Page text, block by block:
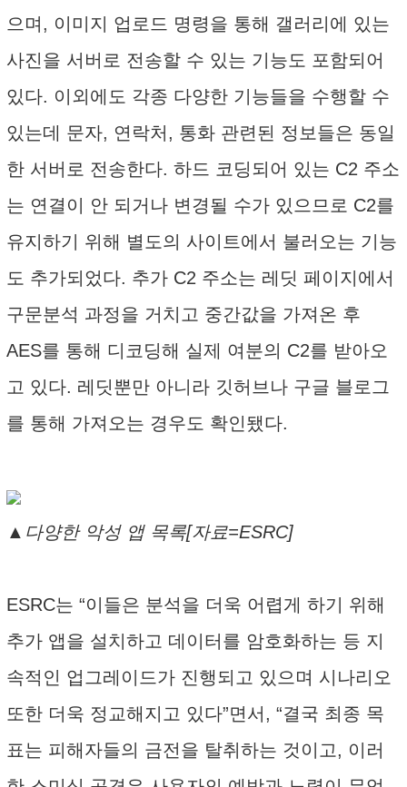
으며, 이미지 업로드 명령을 통해 갤러리에 있는
사진을 서버로 전송할 수 있는 기능도 포함되어
있다. 이외에도 각종 다양한 기능들을 수행할 수
있는데 문자, 연락처, 통화 관련된 정보들은 동일
한 서버로 전송한다. 하드 코딩되어 있는 C2 주소
는 연결이 안 되거나 변경될 수가 있으므로 C2를
유지하기 위해 별도의 사이트에서 불러오는 기능
도 추가되었다. 추가 C2 주소는 레딧 페이지에서
구문분석 과정을 거치고 중간값을 가져온 후
AES를 통해 디코딩해 실제 여분의 C2를 받아오
고 있다. 레딧뿐만 아니라 깃허브나 구글 블로그
를 통해 가져오는 경우도 확인됐다.
▲다양한 악성 앱 목록[자료=ESRC]
ESRC는 “이들은 분석을 더욱 어렵게 하기 위해
추가 앱을 설치하고 데이터를 암호화하는 등 지
속적인 업그레이드가 진행되고 있으며 시나리오
또한 더욱 정교해지고 있다”면서, “결국 최종 목
표는 피해자들의 금전을 탈취하는 것이고, 이러